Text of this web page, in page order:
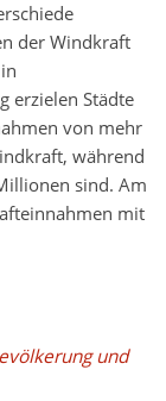
der Windkraft
erzielen Städte
von mehr
während
sind. Am
mit
und